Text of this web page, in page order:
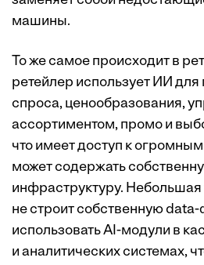
машины.
То же самое происходит в
ретейлер использует ИИ
спроса, ценообразования,
ассортиментом, промо и
что имеет доступ к
может содержать
инфраструктуру. Небольшая
не строит собственную
использовать AI-модули в
и аналитических системах,